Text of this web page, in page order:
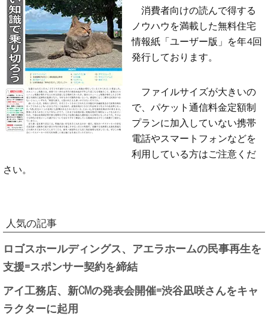
消費者向けの読んで得する
ノウハウを満載した無料住宅
情報紙「ユーザー版」を年4回
発行しております。
ファイルサイズが大きいの
で、パケット通信料金定額制
プランに加入していない携帯
電話やスマートフォンなどを
利用している方はご注意くだ
さい。
人気の記事
ロゴスホールディングス、アエラホームの民事再生を
支援=スポンサー契約を締結
アイ工務店、新CMの発表会開催=渋谷凪咲さんをキャ
ラクターに起用